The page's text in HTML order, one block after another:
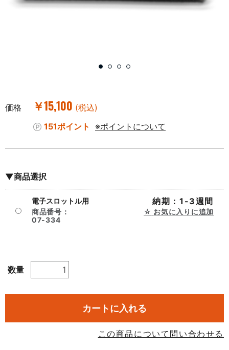
価格 ￥15,100 (税込)
151ポイント
※ポイントについて
▼商品選択
電子スロットル用 納期：1-3週間
商品番号：
07-334
お気に入りに追加
数量
カートに入れる
この商品について問い合わせる